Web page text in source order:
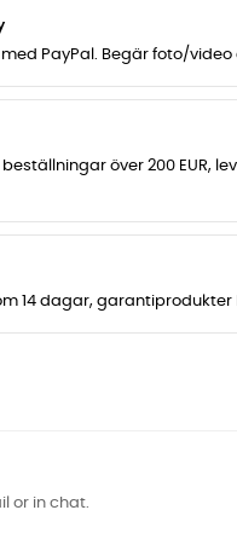
PayPal. Begär foto/
över 200 EUR,
14 dagar,
or in chat.